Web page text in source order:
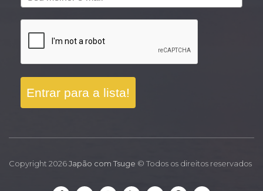
Entrar para a lista!
Copyright 2026Japão com Tsuge © Todos os direitos reservados